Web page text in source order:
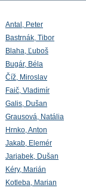
Antal, Peter
Bastrnák, Tibor
Blaha, Ľuboš
Bugár, Béla
Číž, Miroslav
Faič, Vladimír
Galis, Dušan
Grausová, Natália
Hrnko, Anton
Jakab, Elemér
Jarjabek, Dušan
Kéry, Marián
Kotleba, Marian